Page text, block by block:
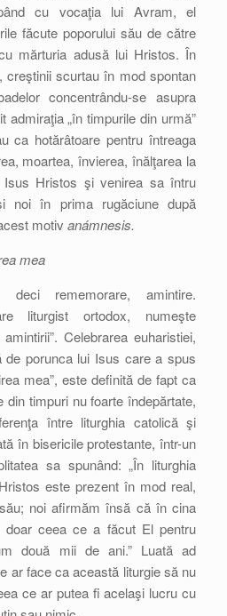
cu vocaţia lui Avram, el
făcute poporului său de către
mărturia adusă lui Hristos. În
creştinii scurtau în mod spontan
concentrându-se asupra
admiraţia „în timpurile din urmă”
ca hotărâtoare pentru întreaga
moartea, învierea, înălţarea la
Hristos şi venirea sa întru
noi în prima rugăciune după
motiv anámnesis.
mea
deci rememorare, amintire.
liturgist ortodox, numeşte
Celebrarea euharistiei,
porunca lui Isus care a spus
mea”, este definită de fapt ca
din timpuri nu foarte îndepărtate,
între liturghia catolică şi
în bisericile protestante, într-un
sa spunând: „În liturghia
este prezent în mod real,
noi afirmăm însă că în cina
doar ceea ce a făcut El pentru
două mii de ani.” Luată ad
ar face ca această liturgie să nu
ce ar putea fi acelaşi lucru cu